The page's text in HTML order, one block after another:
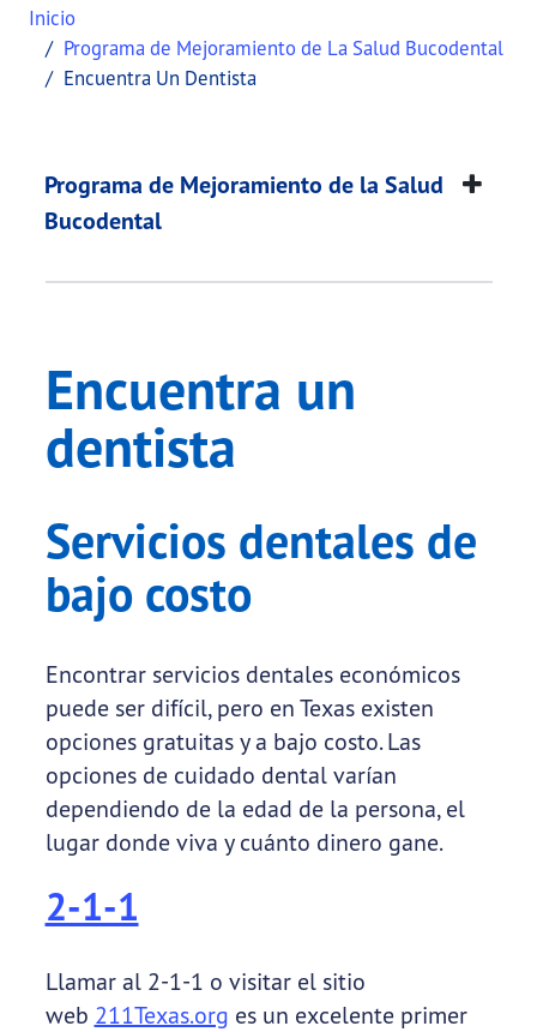
Inicio
Programa de Mejoramiento de La Salud Bucodental
Encuentra Un Dentista
Encuentra un
This page provides information about
Programa de Mejoramiento de la Salud
Bucodental
Encuentra un
dentista
Servicios dentales de
bajo costo
Encontrar servicios dentales económicos
puede ser difícil, pero en Texas existen
opciones gratuitas y a bajo costo. Las
opciones de cuidado dental varían
dependiendo de la edad de la persona, el
lugar donde viva y cuánto dinero gane.
2-1-1
Llamar al 2-1-1 o visitar el sitio
web 211Texas.org es un excelente primer